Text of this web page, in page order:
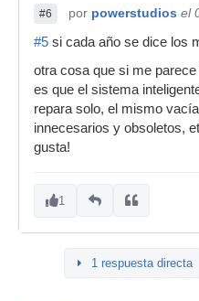
#6 por powerstudios el
#5 si cada año se dice los
otra cosa que si me
es que el sistema
repara solo, el mismo
innecesarios y obsoletos,
gusta!
1
1 respuesta directa